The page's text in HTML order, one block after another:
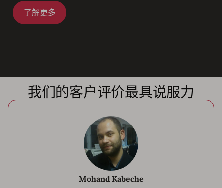
了解更多
我们的客户评价最具说服力
Mohand Kabeche